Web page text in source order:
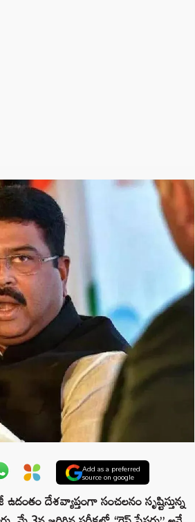
Add as a preferred
source on google
దేశవ్యాప్తంగా సంచలనం సృష్టిస్తున్న